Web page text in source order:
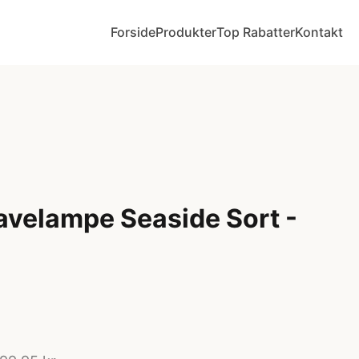
ForsideProdukterTop RabatterKontakt
Seaside Sort -